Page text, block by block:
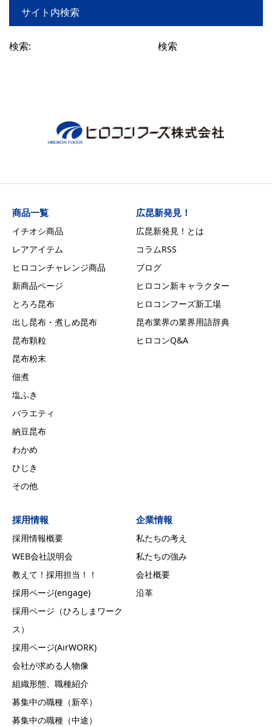
サイト内検索
検索:
商品一覧
イチオシ商品
レアアイテム
ヒロコンチャレンジ商品
新商品ページ
とろろ昆布
出し昆布・煮しめ昆布
昆布顆粒
昆布粉末
佃煮
塩ふき
バラエティ
納豆昆布
わかめ
ひじき
その他
広昆新発見！
広昆新発見！とは
コラムRSS
ブログ
ヒロコン新キャラクター
ヒロコンフーズ新工場
昆布業界の業界用語辞典
ヒロコンQ&A
採用情報
採用情報概要
WEB会社説明会
教えて！採用担当！！
採用ページ(engage)
採用ページ（ひろしまワーク
ス）
採用ページ(AirWORK)
会社が求める人物像
組織形態、職種紹介
募集中の職種（新卒）
募集中の職種（中途）
企業情報
私たちの考え
私たちの強み
会社概要
沿革